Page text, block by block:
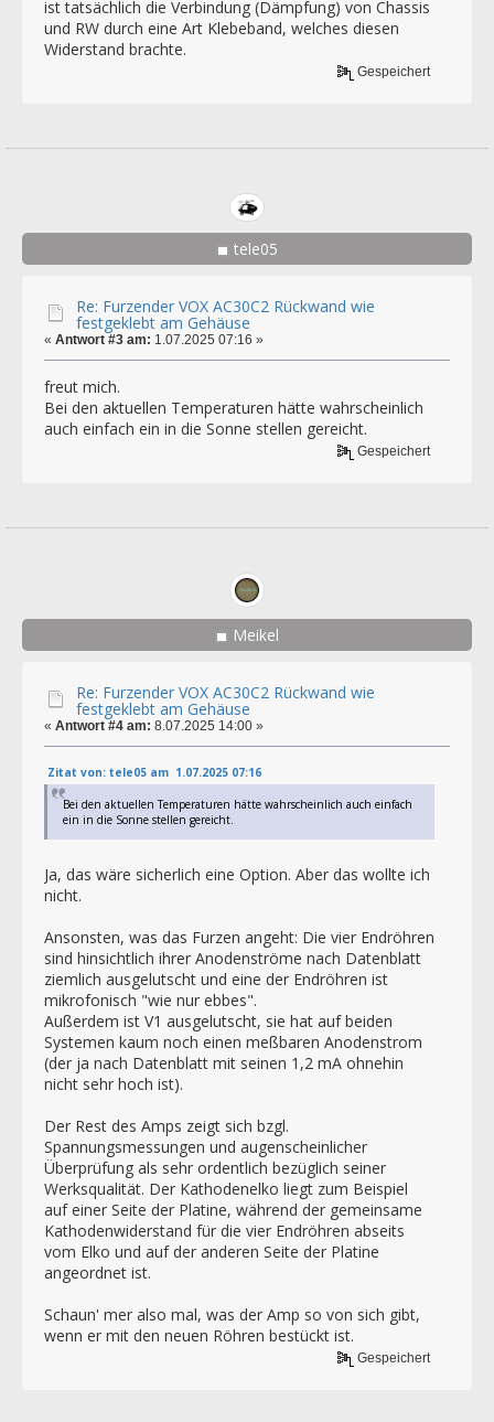
ist tatsächlich die Verbindung (Dämpfung) von Chassis
und RW durch eine Art Klebeband, welches diesen
Widerstand brachte.
Gespeichert
tele05
Re: Furzender VOX AC30C2 Rückwand wie
festgeklebt am Gehäuse
« Antwort #3 am: 1.07.2025 07:16 »
freut mich.
Bei den aktuellen Temperaturen hätte wahrscheinlich
auch einfach ein in die Sonne stellen gereicht.
Gespeichert
Meikel
Re: Furzender VOX AC30C2 Rückwand wie
festgeklebt am Gehäuse
« Antwort #4 am: 8.07.2025 14:00 »
Zitat von: tele05 am 1.07.2025 07:16
Bei den aktuellen Temperaturen hätte wahrscheinlich auch einfach
ein in die Sonne stellen gereicht.
Ja, das wäre sicherlich eine Option. Aber das wollte ich
nicht.
Ansonsten, was das Furzen angeht: Die vier Endröhren
sind hinsichtlich ihrer Anodenströme nach Datenblatt
ziemlich ausgelutscht und eine der Endröhren ist
mikrofonisch "wie nur ebbes".
Außerdem ist V1 ausgelutscht, sie hat auf beiden
Systemen kaum noch einen meßbaren Anodenstrom
(der ja nach Datenblatt mit seinen 1,2 mA ohnehin
nicht sehr hoch ist).
Der Rest des Amps zeigt sich bzgl.
Spannungsmessungen und augenscheinlicher
Überprüfung als sehr ordentlich bezüglich seiner
Werksqualität. Der Kathodenelko liegt zum Beispiel
auf einer Seite der Platine, während der gemeinsame
Kathodenwiderstand für die vier Endröhren abseits
vom Elko und auf der anderen Seite der Platine
angeordnet ist.
Schaun' mer also mal, was der Amp so von sich gibt,
wenn er mit den neuen Röhren bestückt ist.
Gespeichert